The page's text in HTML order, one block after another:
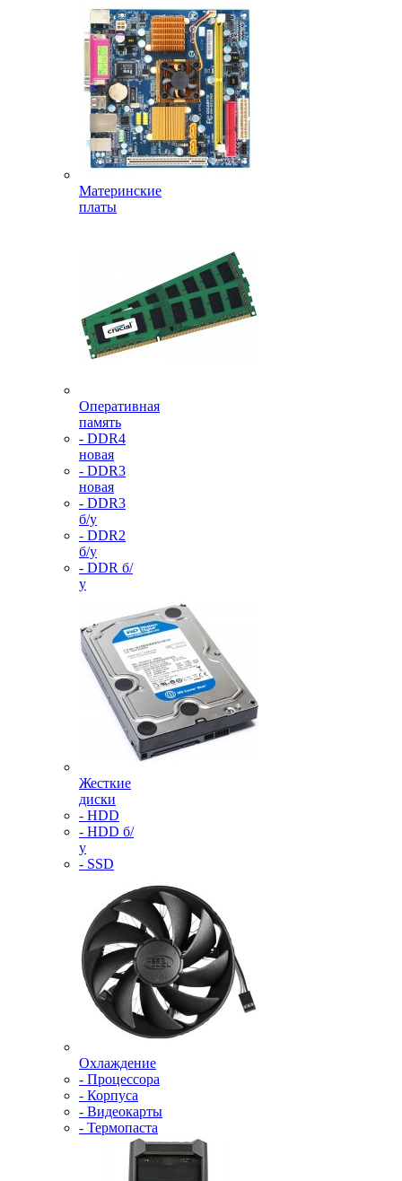
Материнские
платы
Оперативная
память
- DDR4
новая
- DDR3
новая
- DDR3
б/у
- DDR2
б/у
- DDR б/
у
Жесткие
диски
- HDD
- HDD б/
у
- SSD
Охлаждение
- Процессора
- Корпуса
- Видеокарты
- Термопаста